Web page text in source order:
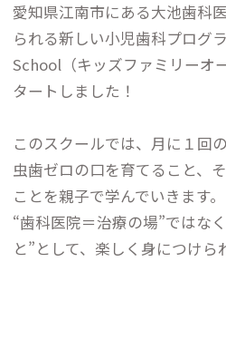
愛知県江南市にある大池歯科
られる新しい小児歯科プログ
School（キッズファミリーオ
タートしました！
このスクールでは、月に１回
虫歯ゼロの口を育てること、
ことを親子で学んでいきます。
“歯科医院＝治療の場”ではな
と”として、楽しく身につけら